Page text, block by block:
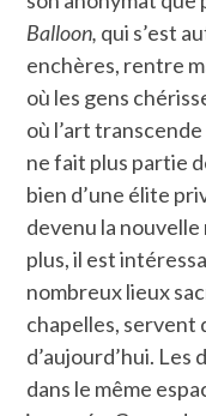
Balloon, qui s’est
enchères, rentre
où les gens
où l’art
ne fait plus partie
bien d’une élite
devenu la nouvelle
plus, il est
nombreux lieux
chapelles, servent
d’aujourd’hui.
dans le même